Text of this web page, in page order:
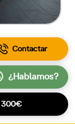
Contactar
¿Hablamos?
300€